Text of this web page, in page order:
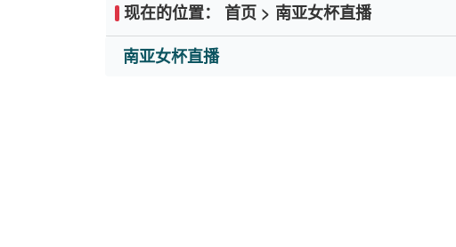
现在的位置： 首页 > 南亚女杯直播
南亚女杯直播